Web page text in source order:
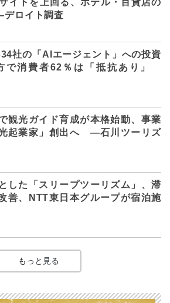
イトを上回る、ホテル・百貨店の
ロイト調査
社の「AIエージェント」への投資
で消費者62％は「抵抗あり」
観光ガイド育成が本格始動、事業
起業家」創出へ ―石川ツーリズ
した「スリープツーリズム」、滞
善、NTT東日本グループが宿泊施
もっと見る